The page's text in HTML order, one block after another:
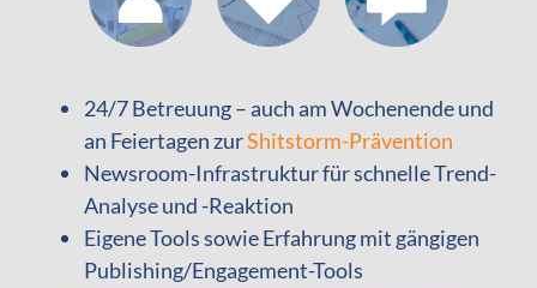
24/7 Betreuung – auch am Wochenende und
an Feiertagen zurShitstorm-Prävention
Newsroom-Infrastruktur für schnelle Trend-
Analyse und -Reaktion
Eigene Tools sowie Erfahrung mit gängigen
Publishing/Engagement-Tools